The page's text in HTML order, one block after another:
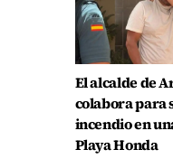
El alcalde de
colabora para
incendio en
Playa Honda